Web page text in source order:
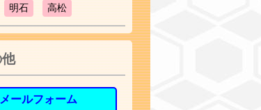
明石 高松
メールフォーム